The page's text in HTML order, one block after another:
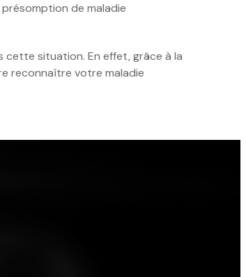
de maladie
cette situation. En effet, grâce à la
reconnaître votre maladie